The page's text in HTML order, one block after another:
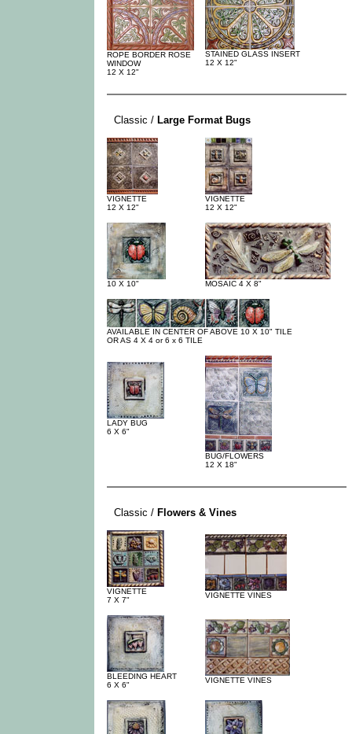
ROPE BORDER ROSE
WINDOW
12 X 12"
STAINED GLASS INSERT
12 X 12"
Classic /Large Format Bugs
VIGNETTE
12 X 12"
VIGNETTE
12 X 12"
10 X 10" MOSAIC 4 X 8"
AVAILABLE IN CENTER OF ABOVE 10 X 10" TILE
OR AS 4 X 4 or 6 x 6 TILE
LADY BUG
6 X 6"
BUG/FLOWERS
12 X 18"
Classic / Flowers & Vines
VIGNETTE
7 X 7"
VIGNETTE VINES
BLEEDING HEART
6 X 6"
VIGNETTE VINES